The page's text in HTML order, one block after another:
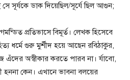
সূর্যকে ডাক দিয়েছিল/সূর্যে ছিল আগুন;
প্রতিভাসে বিমূর্ত। লেখক হিসেবে
ধর্মে গুরু মুর্শীদ হয়ে আছেন রবিঠাকুর,
অস্বীকার করতে পারব না। র্যাবো,
হননা কেন। এখানে ভাবনা বলয়ের